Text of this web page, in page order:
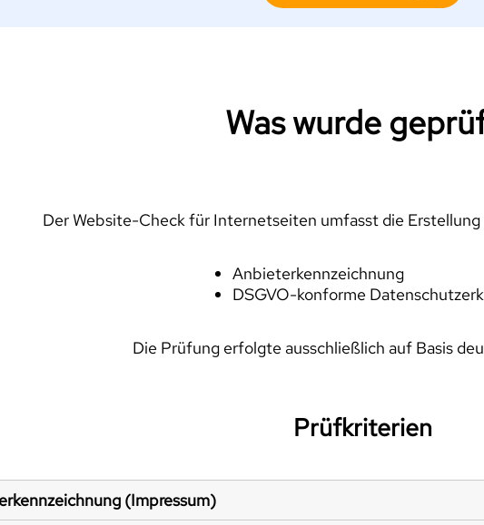
Was wurde
Der Website-Check für Internetseiten umfasst die
Anbieterkennzeichnung
DSGVO-konforme
Die Prüfung erfolgte ausschließlich auf Basis
Prüfkriterien
(Impressum)